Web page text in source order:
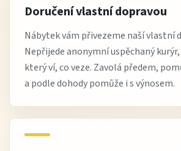
Doručení vlastní dopravou
Nábytek vám přivezeme naší vlastní
Nepřijede anonymní uspěchaný
který ví, co veze. Zavolá předem,
a podle dohody pomůže i s výnosem.